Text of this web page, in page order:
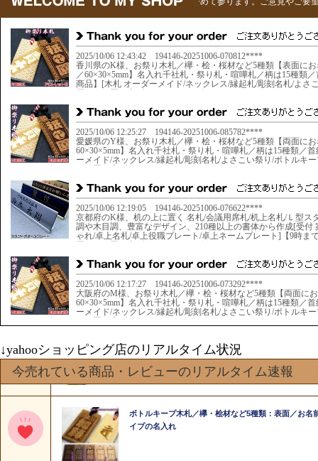
↓yahooショッピング店のリアルタイム状況